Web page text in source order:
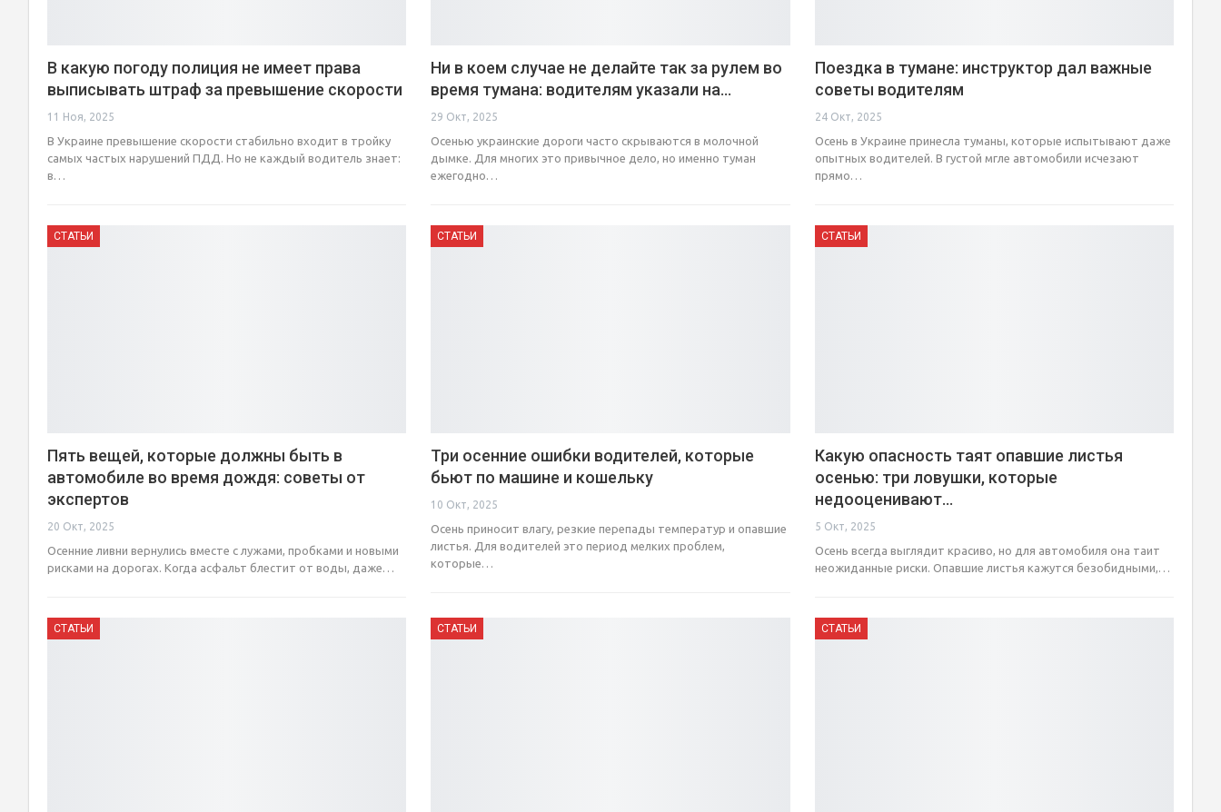
В какую погоду полиция не имеет права
выписывать штраф за превышение скорости
11 Ноя, 2025
В Украине превышение скорости стабильно входит в тройку
самых частых нарушений ПДД. Но не каждый водитель знает:
в…
Ни в коем случае не делайте так за рулем во
время тумана: водителям указали на…
29 Окт, 2025
Осенью украинские дороги часто скрываются в молочной
дымке. Для многих это привычное дело, но именно туман
ежегодно…
Поездка в тумане: инструктор дал важные
советы водителям
24 Окт, 2025
Осень в Украине принесла туманы, которые испытывают даже
опытных водителей. В густой мгле автомобили исчезают
прямо…
СТАТЬИ
Пять вещей, которые должны быть в
автомобиле во время дождя: советы от
экспертов
20 Окт, 2025
Осенние ливни вернулись вместе с лужами, пробками и новыми
рисками на дорогах. Когда асфальт блестит от воды, даже…
СТАТЬИ
Три осенние ошибки водителей, которые
бьют по машине и кошельку
10 Окт, 2025
Осень приносит влагу, резкие перепады температур и опавшие
листья. Для водителей это период мелких проблем,
которые…
СТАТЬИ
Какую опасность таят опавшие листья
осенью: три ловушки, которые
недооценивают…
5 Окт, 2025
Осень всегда выглядит красиво, но для автомобиля она таит
неожиданные риски. Опавшие листья кажутся безобидными,…
СТАТЬИ СТАТЬИ СТАТЬИ